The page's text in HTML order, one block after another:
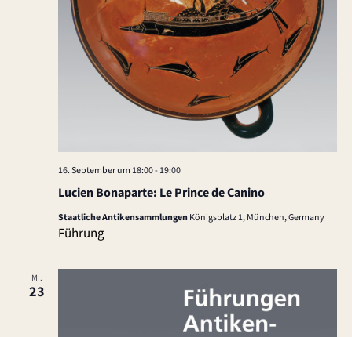
Lucien Bonaparte: Le Prince de Canino
16. September um 18:00- 19:00
Staatliche AntikensammlungenKönigsplatz 1, München, Germany
Führung
MI.
23